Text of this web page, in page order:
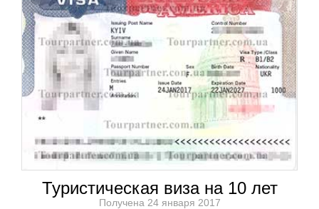
Туристическая виза на 10 лет
Получена 24 января 2017